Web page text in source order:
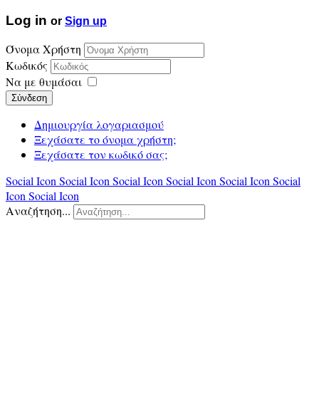
Log in or Sign up
Όνομα Χρήστη
Κωδικός
Να με θυμάσαι
Σύνδεση
Δημιουργία λογαριασμού
Ξεχάσατε το όνομα χρήστη;
Ξεχάσατε τον κωδικό σας;
Social IconSocial IconSocial IconSocial IconSocial IconSocial
IconSocial Icon
Αναζήτηση...